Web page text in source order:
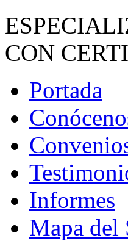
CON
Portada
Informes
Mapa del